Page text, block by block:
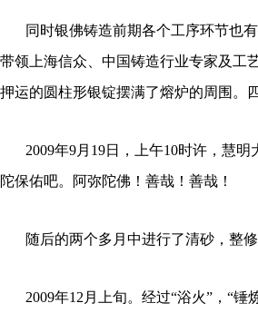
同时银佛铸造前期各个工序环节也有
带领上海信众、中国铸造行业专家及工
押运的圆柱形银锭摆满了熔炉的周围
2009年9月19日，上午10时许，慧明
陀保佑吧。阿弥陀佛！善哉！善哉！
随后的两个多月中进行了清砂，整修
2009年12月上旬。经过“浴火”，“锤